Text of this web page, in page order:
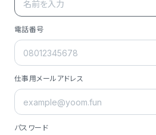
電話番号
仕事用メールアドレス
パスワード